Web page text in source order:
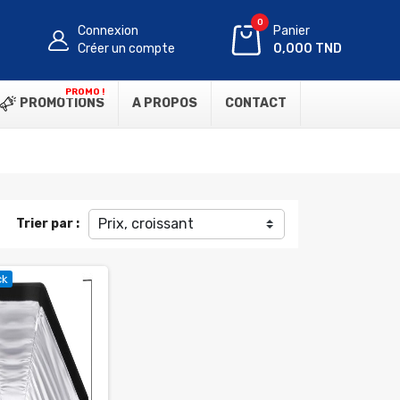
Connexion
Créer un compte
0
Panier
0,000 TND
PROMOTIONS
PROMO !
A PROPOS CONTACT
Trier par : Prix, croissant